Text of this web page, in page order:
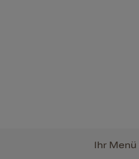
Ihr